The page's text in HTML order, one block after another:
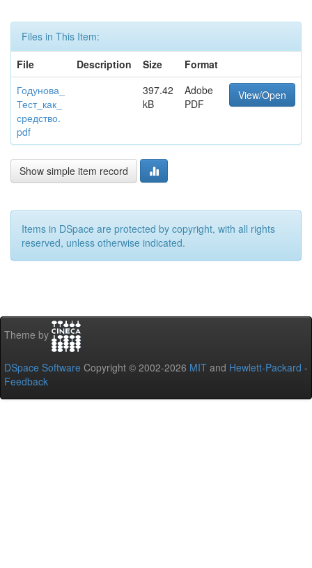
Files in This Item:
File
Description Size
Format
Годунова_
Тест_как_
средство.
pdf
397.42
kB
Adobe
PDF
View/Open
Show simple item record
Items in DSpace are protected by copyright, with all rights
reserved, unless otherwise indicated.
Theme by
DSpace Software Copyright © 2002-2026 MIT and Hewlett-Packard -
Feedback